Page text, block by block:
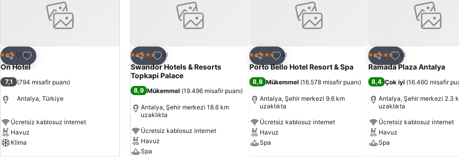
Paylaş
Favorilerime ekle
3 YıldızOtel
On Hotel
7,1 (794 misafir puanı)
Antalya, Türkiye
Ücretsiz kablosuz internet
Havuz
Klima
Paylaş
Favorilerime ekle
5 Yıldız Otel
Swandor Hotels & Resorts
Topkapi Palace
8,9 Mükemmel (19.496 misafir puanı)
Antalya, Şehir merkezi 18.6 km
uzaklıkta
Ücretsiz kablosuz internet
Havuz
Spa
Paylaş
Favorilerime ekle
5 Yıldız Otel
Porto Bello Hotel Resort & Spa
8,8 Mükemmel (16.578 misafir puanı)
Antalya, Şehir merkezi 9.6 km
uzaklıkta
Ücretsiz kablosuz internet
Havuz
Spa
Paylaş
Favorilerime ekle
5 Yıldız Otel
Ramada Plaza Antalya
8,4 Çok iyi (16.460 misafir
Antalya, Şehir merkezi 2.3
uzaklıkta
Ücretsiz kablosuz internet
Havuz
Spa